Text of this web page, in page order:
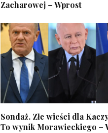
Zacharowej – Wprost
Sondaż. Złe wieści dla
To wynik Morawieckiego –